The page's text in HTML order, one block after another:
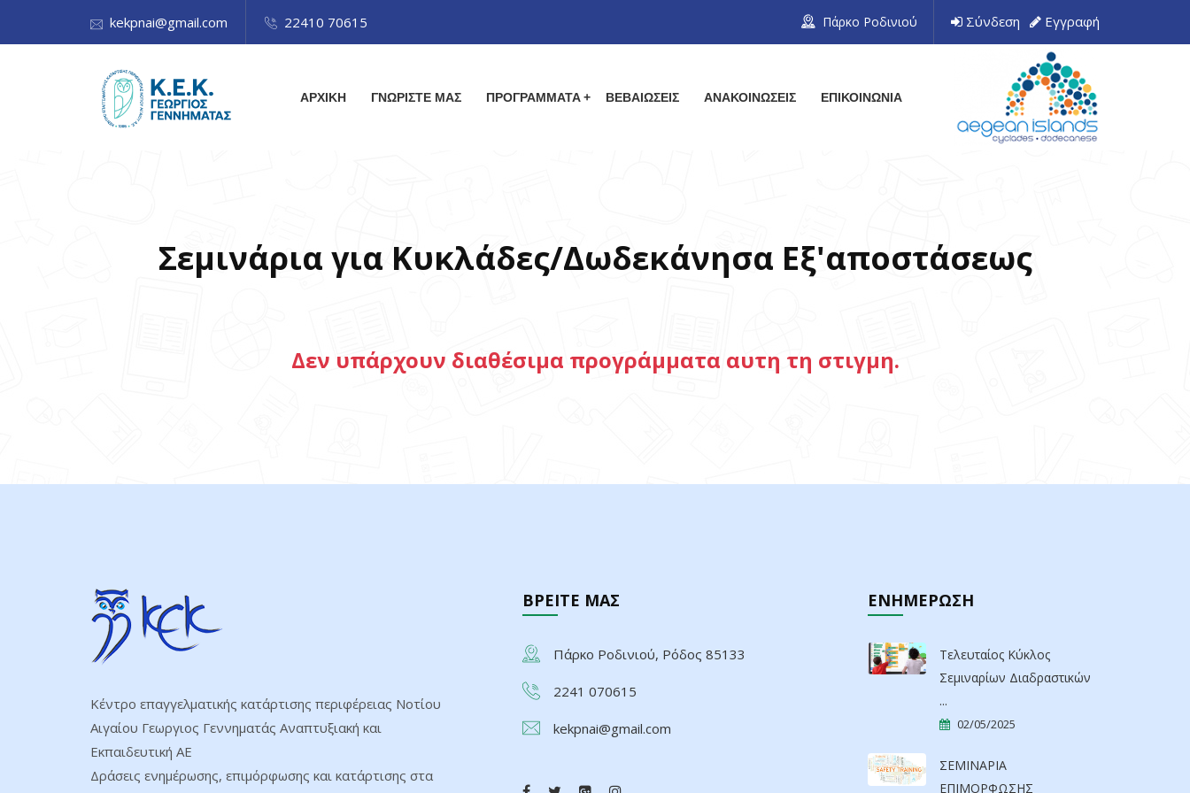
kekpnai@gmail.com 22410 70615 Πάρκο Ροδινιού Σύνδεση Εγγραφή
ΑΡΧΙΚΗ ΓΝΩΡΙΣΤΕ ΜΑΣ ΠΡΟΓΡΑΜΜΑΤΑ ΒΕΒΑΙΩΣΕΙΣ ΑΝΑΚΟΙΝΩΣΕΙΣ ΕΠΙΚΟΙΝΩΝΙΑ
Σεμινάρια για Κυκλάδες/Δωδεκάνησα Εξ'αποστάσεως
Δεν υπάρχουν διαθέσιμα προγράμματα αυτη τη στιγμη.
Κέντρο επαγγελματικής κατάρτισης περιφέρειας Νοτίου
Αιγαίου Γεωργιος Γεννηματάς Αναπτυξιακή και
Εκπαιδευτική ΑΕ
Δράσεις ενημέρωσης, επιμόρφωσης και κατάρτισης στα
ΒΡΕΙΤΕ ΜΑΣ
Πάρκο Ροδινιού, Ρόδος 85133
2241 070615
kekpnai@gmail.com
ΕΝΗΜΕΡΩΣΗ
Τελευταίος Κύκλος
Σεμιναρίων Διαδραστικών
...
02/05/2025
ΣΕΜΙΝΑΡΙΑ
ΕΠΙΜΟΡΦΩΣΗΣ